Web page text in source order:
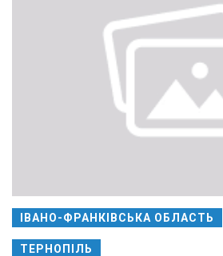
ІВАНО-ФРАНКІВСЬКА ОБЛАСТЬ
ТЕРНОПІЛЬ